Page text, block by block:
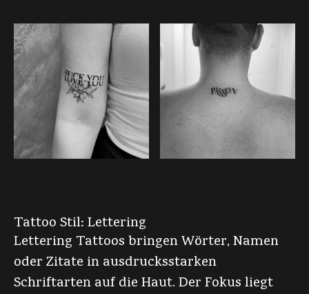
Tattoo Stil: Lettering
Lettering Tattoos bringen Wörter, Namen
oder Zitate in ausdrucksstarken
Schriftarten auf die Haut. Der Fokus liegt